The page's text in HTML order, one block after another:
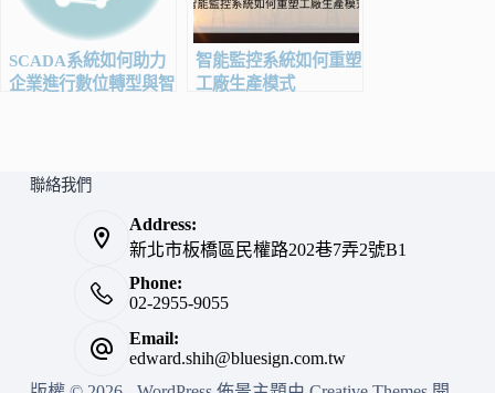
SCADA系統如何助力
企業進行數位轉型與智
智能監控系統如何重塑
工廠生產模式
聯絡我們
Address:
新北市板橋區民權路202巷7弄2號B1
Phone:
02-2955-9055
Email:
edward.shih@bluesign.com.tw